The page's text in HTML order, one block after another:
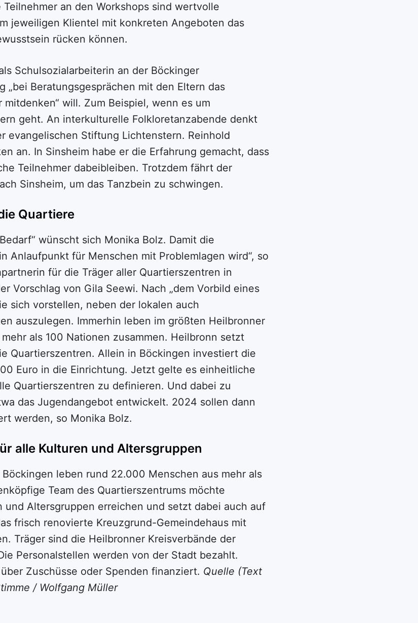
an den Workshops sind wertvolle
jeweiligen Klientel mit konkreten Angeboten das
rücken können.
Schulsozialarbeiterin an der Böckinger
„bei Beratungsgesprächen mit den Eltern das
mitdenken“ will. Zum Beispiel, wenn es um
geht. An interkulturelle Folkloretanzabende denkt
evangelischen Stiftung Lichtenstern. Reinhold
an. In Sinsheim habe er die Erfahrung gemacht, dass
Teilnehmer dabeibleiben. Trotzdem fährt der
Sinsheim, um das Tanzbein zu schwingen.
Quartiere
wünscht sich Monika Bolz. Damit die
Anlaufpunkt für Menschen mit Problemlagen wird“, so
für die Träger aller Quartierszentren in
Vorschlag von Gila Seewi. Nach „dem Vorbild eines
sich vorstellen, neben der lokalen auch
auszulegen. Immerhin leben im größten Heilbronner
als 100 Nationen zusammen. Heilbronn setzt
Quartierszentren. Allein in Böckingen investiert die
Euro in die Einrichtung. Jetzt gelte es einheitliche
Quartierszentren zu definieren. Und dabei zu
das Jugendangebot entwickelt. 2024 sollen dann
werden, so Monika Bolz.
alle Kulturen und Altersgruppen
leben rund 22.000 Menschen aus mehr als
Team des Quartierszentrums möchte
und Altersgruppen erreichen und setzt dabei auch auf
frisch renovierte Kreuzgrund-Gemeindehaus mit
Träger sind die Heilbronner Kreisverbände der
Personalstellen werden von der Stadt bezahlt.
Zuschüsse oder Spenden finanziert. Quelle (Text
/ Wolfgang Müller